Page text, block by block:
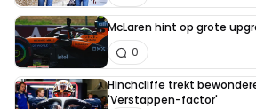
McLaren hint op grote
0
Hinchcliffe trekt
'Verstappen-factor'